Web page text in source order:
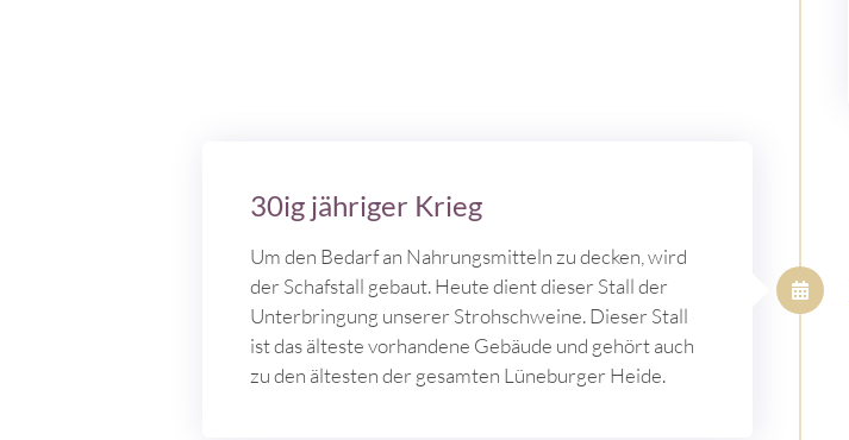
30ig jähriger Krieg
Um den Bedarf an Nahrungsmitteln zu decken, wird
der Schafstall gebaut. Heute dient dieser Stall der
Unterbringung unserer Strohschweine. Dieser Stall
ist das älteste vorhandene Gebäude und gehört auch
zu den ältesten der gesamten Lüneburger Heide.